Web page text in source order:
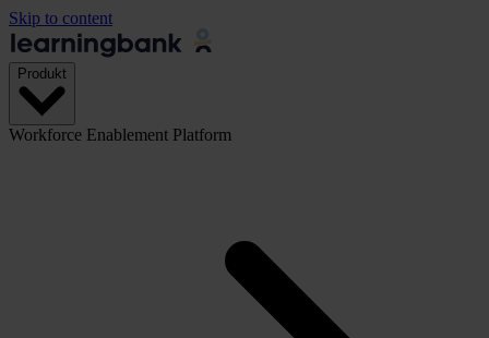
Skip to content
Produkt
Workforce Enablement Platform